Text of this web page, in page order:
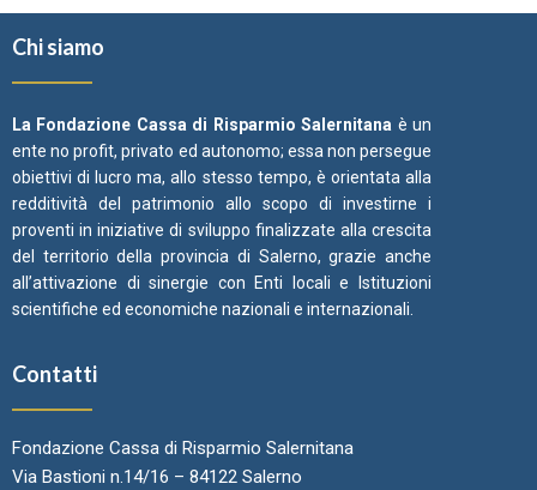
Chi siamo
La Fondazione Cassa di Risparmio Salernitana è un
ente no profit, privato ed autonomo; essa non persegue
obiettivi di lucro ma, allo stesso tempo, è orientata alla
redditività del patrimonio allo scopo di investirne i
proventi in iniziative di sviluppo finalizzate alla crescita
del territorio della provincia di Salerno, grazie anche
all’attivazione di sinergie con Enti locali e Istituzioni
scientifiche ed economiche nazionali e internazionali.
Contatti
Fondazione Cassa di Risparmio Salernitana
Via Bastioni n.14/16 – 84122 Salerno